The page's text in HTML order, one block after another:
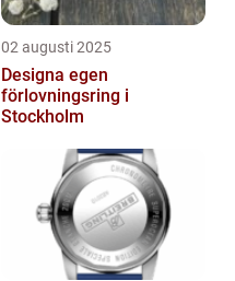
02 augusti 2025
Designa egen
förlovningsring i
Stockholm